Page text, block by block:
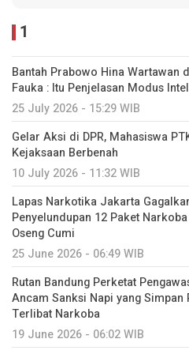
1
Bantah Prabowo Hina Wartawan
Fauka : Itu Penjelasan Modus
25 July 2026 - 15:29 WIB
Gelar Aksi di DPR, Mahasiswa
Kejaksaan Berbenah
10 July 2026 - 11:32 WIB
Lapas Narkotika Jakarta
Penyelundupan 12 Paket
Oseng Cumi
25 June 2026 - 06:49 WIB
Rutan Bandung Perketat
Ancam Sanksi Napi yang Simpan
Terlibat Narkoba
19 June 2026 - 06:02 WIB